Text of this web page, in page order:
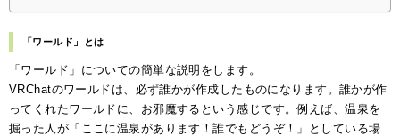
「ワールド」とは
「ワールド」についての簡単な説明をします。
VRChatのワールドは、必ず誰かが作成したものになります。誰かが作
ってくれたワールドに、お邪魔するという感じです。例えば、温泉を
掘った人が「ここに温泉があります！誰でもどうぞ！」としている場